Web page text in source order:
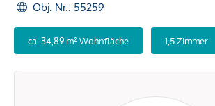
Obj. Nr.: 55259
ca. 34,89 m² Wohnfläche 1,5 Zimmer